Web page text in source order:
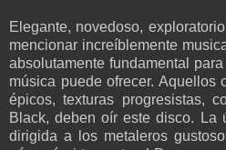
Elegante, novedoso,
mencionar increíblemente
absolutamente fundamental
música puede ofrecer. Aquellos
épicos, texturas progresistas,
Black, deben oír este disco. La
dirigida a los metaleros